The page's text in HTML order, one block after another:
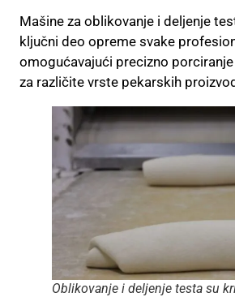
Mašine za oblikovanje i deljenje
ključni deo opreme svake
omogućavajući precizno
za različite vrste pekarskih
Oblikovanje i deljenje testa su